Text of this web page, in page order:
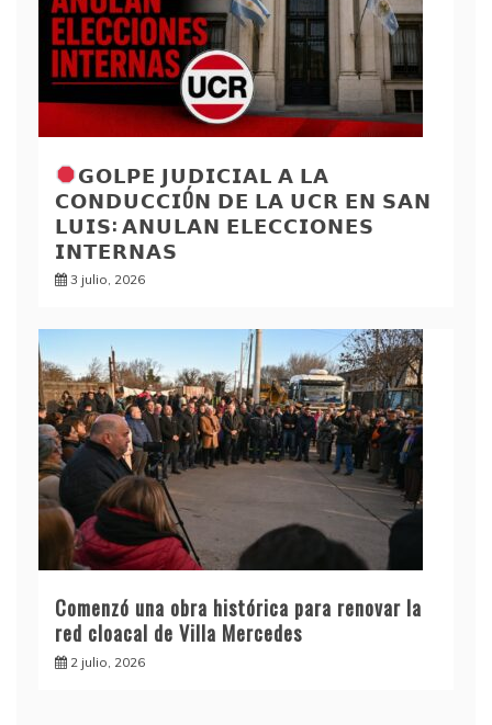
𝗚𝗢𝗟𝗣𝗘 𝗝𝗨𝗗𝗜𝗖𝗜𝗔𝗟 𝗔 𝗟𝗔
𝗖𝗢𝗡𝗗𝗨𝗖𝗖𝗜Ó𝗡 𝗗𝗘 𝗟𝗔 𝗨𝗖𝗥 𝗘𝗡 𝗦𝗔𝗡
𝗟𝗨𝗜𝗦: 𝗔𝗡𝗨𝗟𝗔𝗡 𝗘𝗟𝗘𝗖𝗖𝗜𝗢𝗡𝗘𝗦
𝗜𝗡𝗧𝗘𝗥𝗡𝗔𝗦
3 julio, 2026
Comenzó una obra histórica para renovar la
red cloacal de Villa Mercedes
2 julio, 2026